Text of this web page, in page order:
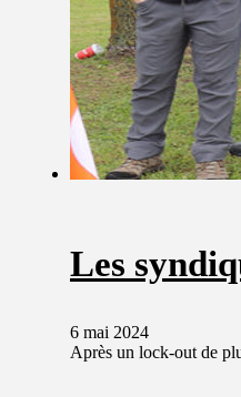
Les
6 mai 2024
Après un lock-out de